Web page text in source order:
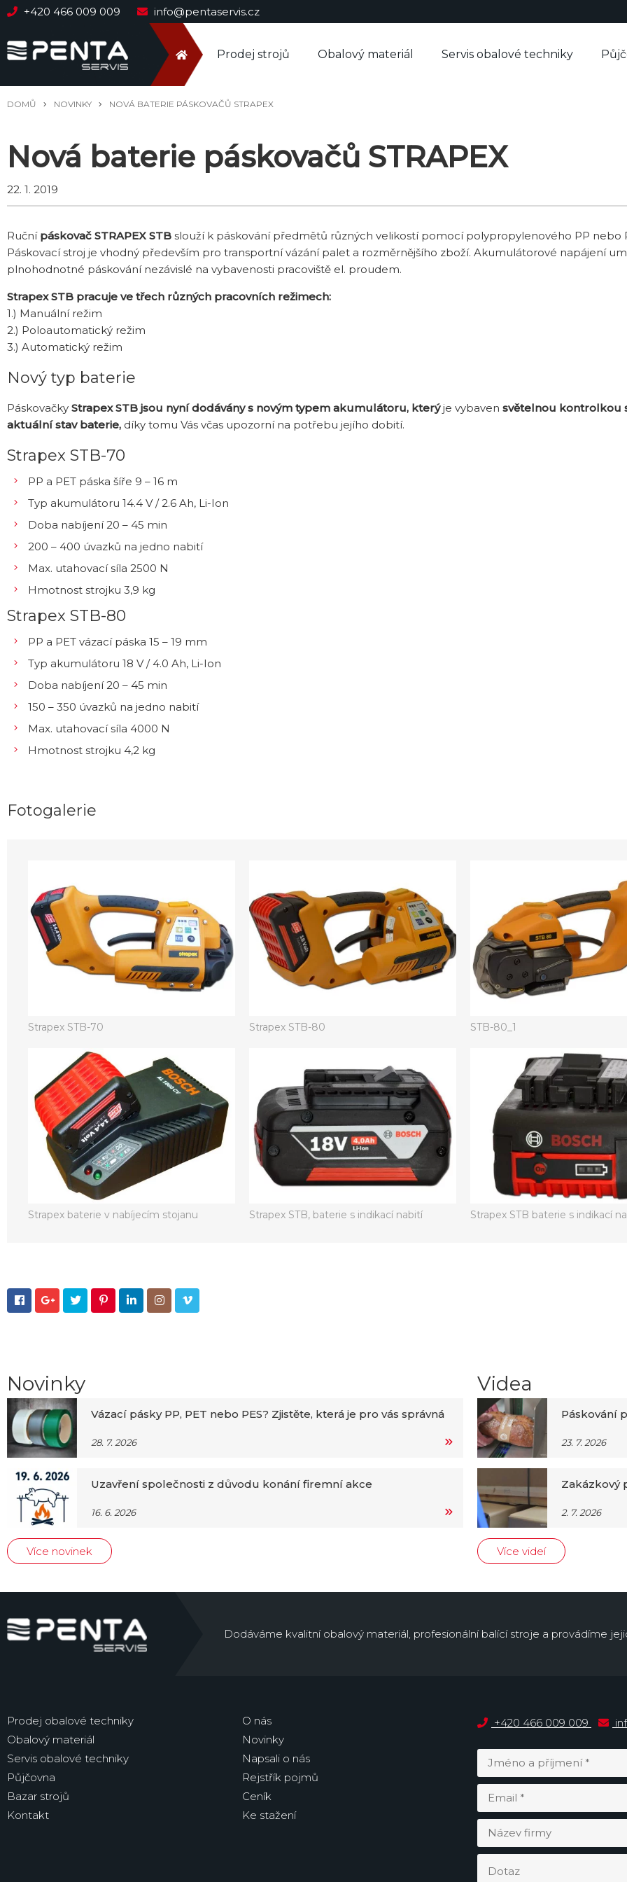
+420 466 009 009 info@pentaservis.cz
Prodej strojů Obalový materiál Servis obalové techniky
DOMŮ NOVINKY NOVÁ BATERIE PÁSKOVAČŮ STRAPEX
Nová baterie páskovačů STRAPEX
22. 1. 2019
Ruční páskovač STRAPEX STB slouží k páskování předmětů různých velikostí pomocí polypropylenového PP nebo
Páskovací stroj je vhodný především pro transportní vázání palet a rozměrnějšího zboží. Akumulátorové napájení
plnohodnotné páskování nezávislé na vybavenosti pracoviště el. proudem.
Strapex STB pracuje ve třech různých pracovních režimech:
1.) Manuální režim
2.) Poloautomatický režim
3.) Automatický režim
Nový typ baterie
Páskovačky Strapex STB jsou nyní dodávány s novým typem akumulátoru, kterýje vybaven světelnou kontrolkou
aktuální stav baterie, díky tomu Vás včas upozorní na potřebu jejího dobití.
Strapex STB-70
PP a PET páska šíře 9 – 16 m
Typ akumulátoru 14.4 V / 2.6 Ah, Li-Ion
Doba nabíjení 20 – 45 min
200 – 400 úvazků na jedno nabití
Max. utahovací síla 2500 N
Hmotnost strojku 3,9 kg
Strapex STB-80
PP a PET vázací páska 15 – 19 mm
Typ akumulátoru 18 V / 4.0 Ah, Li-Ion
Doba nabíjení 20 – 45 min
150 – 350 úvazků na jedno nabití
Max. utahovací síla 4000 N
Hmotnost strojku 4,2 kg
Fotogalerie
Strapex STB-70 Strapex STB-80 STB-80_1
Strapex baterie v nabíjecím stojanu Strapex STB, baterie s indikací nabití Strapex STB baterie s indikací
      
Novinky
Vázací pásky PP, PET nebo PES? Zjistěte, která je pro vás správná
28. 7. 2026
Uzavření společnosti z důvodu konání firemní akce
16. 6. 2026
Více novinek
Videa
Páskování
23. 7. 2026
Zakázkový
2. 7. 2026
Více videí
Dodáváme kvalitní obalový materiál, profesionální balící stroje a provádíme
Prodej obalové techniky
Obalový materiál
Servis obalové techniky
Půjčovna
Bazar strojů
Kontakt
O nás
Novinky
Napsali o nás
Rejstřík pojmů
Ceník
Ke stažení
+420 466 009 009